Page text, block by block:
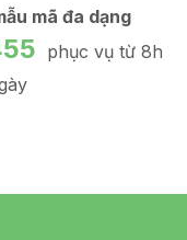
mã đa dạng
phục vụ từ 8h